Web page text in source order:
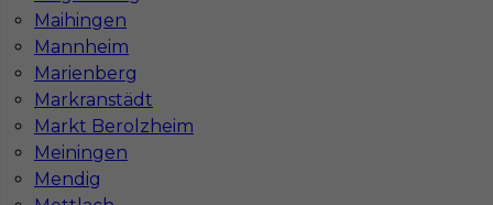
Maihingen
Mannheim
Marienberg
Markranstädt
Markt Berolzheim
Meiningen
Mendig